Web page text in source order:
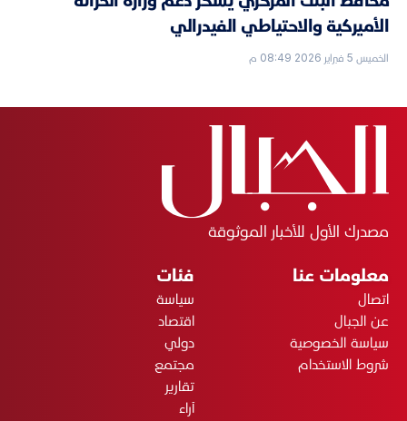
الأميركية والاحتياطي الفيدرالي
الخميس 5 فبراير 2026 08:49 م
مصدرك الأول للأخبار الموثوقة
معلومات عنا
اتصال
عن الجبال
سياسة الخصوصية
شروط الاستخدام
فئات
سياسة
اقتصاد
دولي
مجتمع
تقارير
آراء